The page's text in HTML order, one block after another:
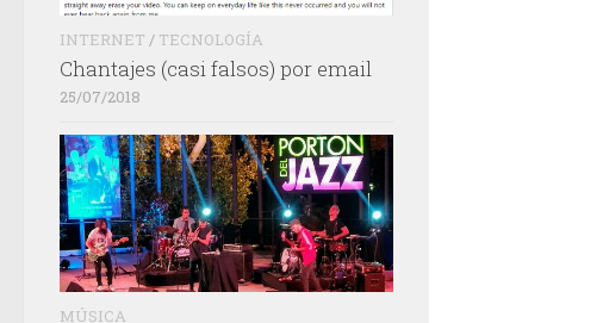
INTERNET / TECNOLOGÍA
Chantajes (casi falsos) por email
25/07/2018
MÚSICA